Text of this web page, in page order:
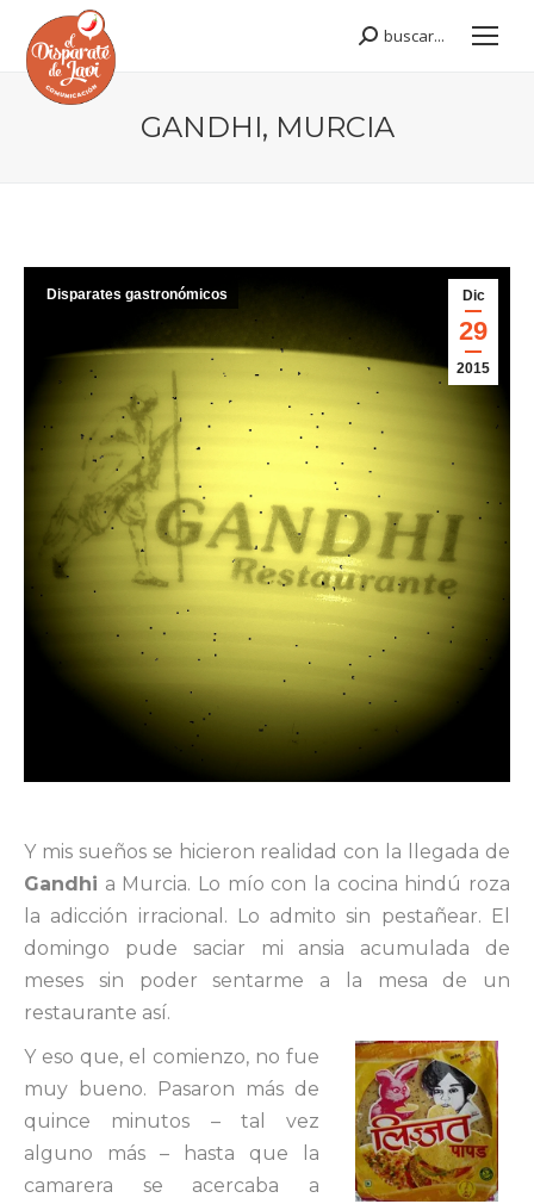
Buscar:
buscar...
GANDHI, MURCIA
Dic
29
2015
Disparates gastronómicos
Y mis sueños se hicieron realidad con la llegada de
Gandhi a Murcia. Lo mío con la cocina hindú roza
la adicción irracional. Lo admito sin pestañear. El
domingo pude saciar mi ansia acumulada de
meses sin poder sentarme a la mesa de un
restaurante así.
Y eso que, el comienzo, no fue
muy bueno. Pasaron más de
quince minutos – tal vez
alguno más – hasta que la
camarera se acercaba a